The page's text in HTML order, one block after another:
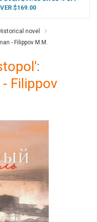
$169.00
novel
- Filippov M.M.
Filippov